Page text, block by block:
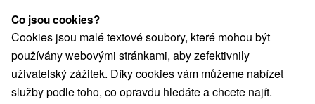
Navigovat do místa
9,1 vynikající·654 recenzí
Co jsou cookies?
Cookies jsou malé textové soubory, které mohou být
používány webovými stránkami, aby zefektivnily
uživatelský zážitek. Díky cookies vám můžeme nabízet
služby podle toho, co opravdu hledáte a chcete najít.